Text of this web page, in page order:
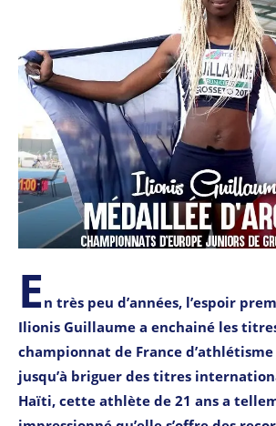
E n très peu d’années, l’espoir
Ilionis Guillaume a enchainé les
championnat de France
jusqu’à briguer des titres
Haïti, cette athlète de 21 ans a